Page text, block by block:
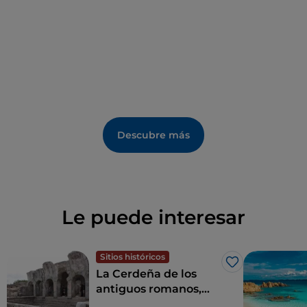
Descubre más
Le puede interesar
Sitios históricos
Me gusta
La Cerdeña de los
antiguos romanos,